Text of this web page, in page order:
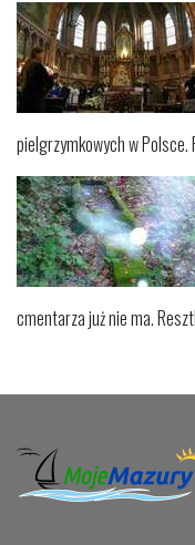
pielgrzymkowych w Polsce.
cmentarza już nie ma.